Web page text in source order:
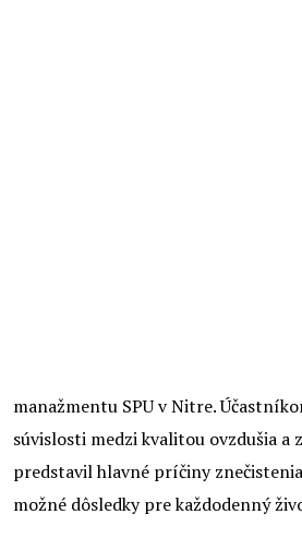
manažmentu SPU v Nitre.
súvislosti medzi kvalitou ovzdušia a
predstavil hlavné príčiny
možné dôsledky pre každodenný